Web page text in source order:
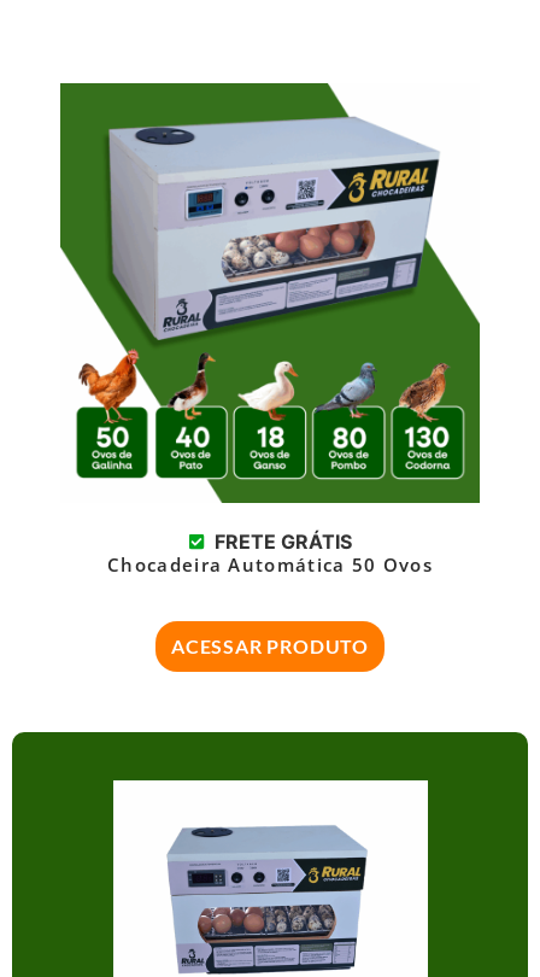
FRETE GRÁTIS
Chocadeira Automática 50 Ovos
ACESSAR PRODUTO